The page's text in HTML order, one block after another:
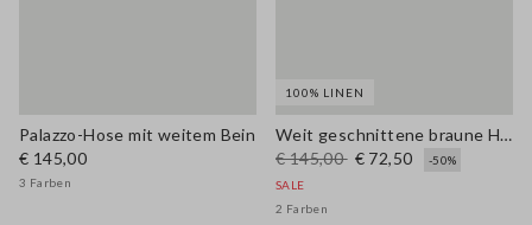
Palazzo-Hose mit weitem Bein
€ 145,00
3 Farben
100% LINEN
Weit geschnittene braune Hose aus reinem Leinen
€ 145,00 € 72,50
-50%
SALE
2 Farben